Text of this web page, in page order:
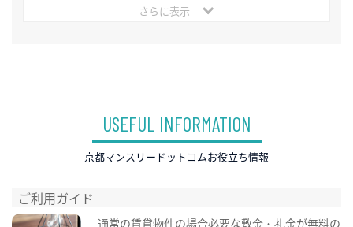
さらに表示
USEFUL INFORMATION
京都マンスリードットコムお役立ち情報
ご利用ガイド
通常の賃貸物件の場合必要な敷金・礼金が無料の